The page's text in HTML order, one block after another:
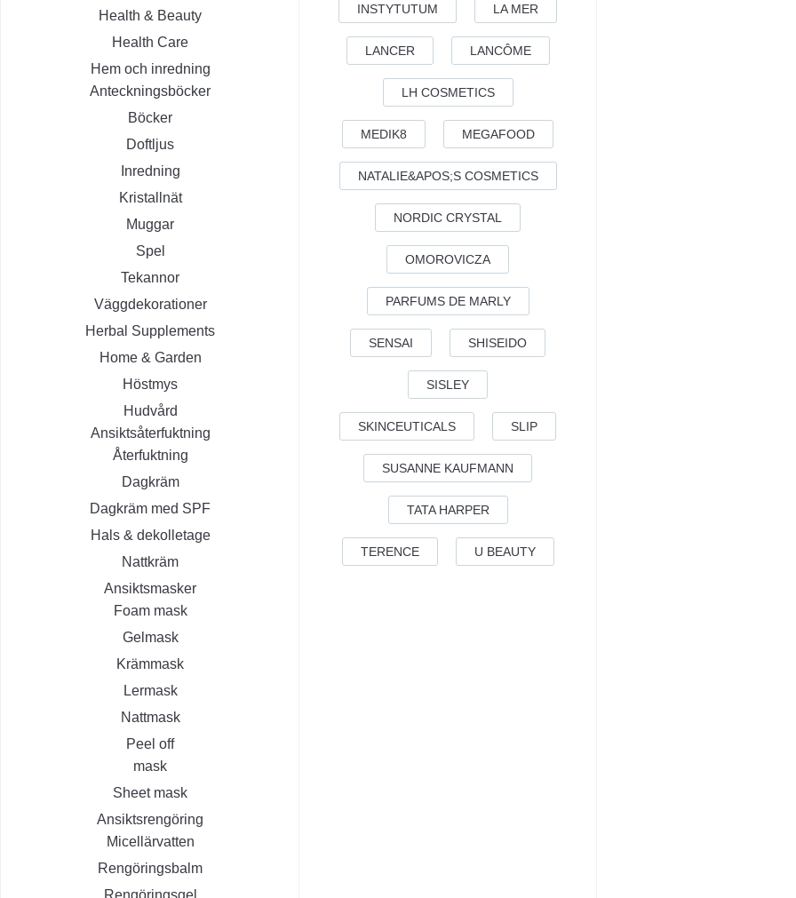
Health & Beauty
Health Care
Hem och inredning
Anteckningsböcker
Böcker
Doftljus
Inredning
Kristallnät
Muggar
Spel
Tekannor
Väggdekorationer
Herbal Supplements
Home & Garden
Höstmys
Hudvård
Ansiktsåterfuktning
Återfuktning
Dagkräm
Dagkräm med SPF
Hals & dekolletage
Nattkräm
Ansiktsmasker
Foam mask
Gelmask
Krämmask
Lermask
Nattmask
Peel off
mask
Sheet mask
Ansiktsrengöring
Micellärvatten
Rengöringsbalm
Rengöringsgel
INSTYTUTUM LA MER
LANCER LANCÔME
LH COSMETICS
MEDIK8 MEGAFOOD
NATALIE&APOS;S COSMETICS
NORDIC CRYSTAL
OMOROVICZA
PARFUMS DE MARLY
SENSAI SHISEIDO
SISLEY
SKINCEUTICALS SLIP
SUSANNE KAUFMANN
TATA HARPER
TERENCE U BEAUTY